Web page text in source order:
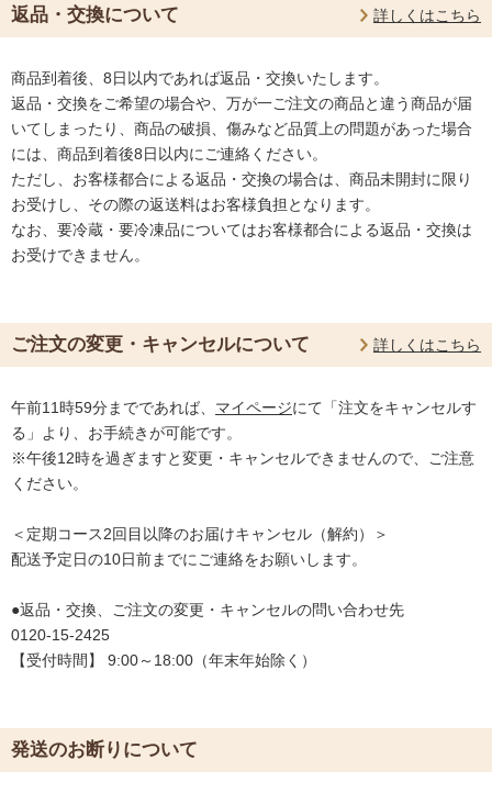
返品・交換について 詳しくはこちら
商品到着後、8日以内であれば返品・交換いたします。
返品・交換をご希望の場合や、万が一ご注文の商品と違う商品が届
いてしまったり、商品の破損、傷みなど品質上の問題があった場合
には、商品到着後8日以内にご連絡ください。
ただし、お客様都合による返品・交換の場合は、商品未開封に限り
お受けし、その際の返送料はお客様負担となります。
なお、要冷蔵・要冷凍品についてはお客様都合による返品・交換は
お受けできません。
ご注文の変更・キャンセルについて 詳しくはこちら
午前11時59分までであれば、 マイページにて「注文をキャンセルす
る」より、お手続きが可能です。
※午後12時を過ぎますと変更・キャンセルできませんので、ご注意
ください。
＜定期コース2回目以降のお届けキャンセル（解約）＞
配送予定日の10日前までにご連絡をお願いします。
●返品・交換、ご注文の変更・キャンセルの問い合わせ先
0120-15-2425
【受付時間】 9:00～18:00（年末年始除く）
発送のお断りについて